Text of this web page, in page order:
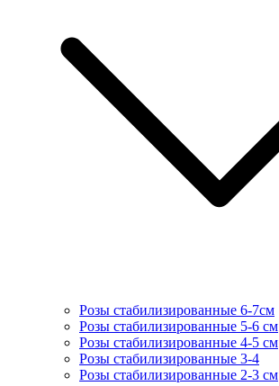
Розы стабилизированные 6-7см
Розы стабилизированные 5-6 см
Розы стабилизированные 4-5 см
Розы стабилизированные 3-4
Розы стабилизированные 2-3 см